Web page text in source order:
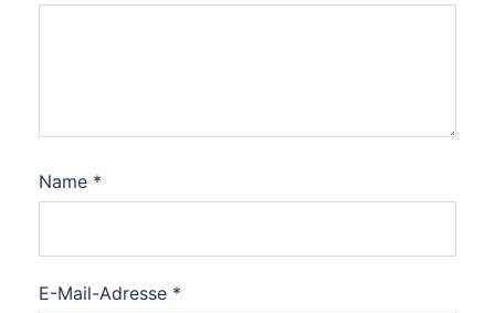
Name *
E-Mail-Adresse *